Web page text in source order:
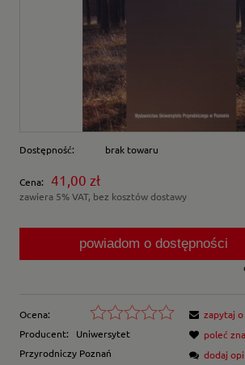
Dostępność: brak towaru
Cena: 41,00 zł
zawiera 5% VAT, bez kosztów dostawy
powiadom o dostępności
Ocena:
Producent:
Uniwersytet
Przyrodniczy Poznań
zapytaj
poleć
dodaj